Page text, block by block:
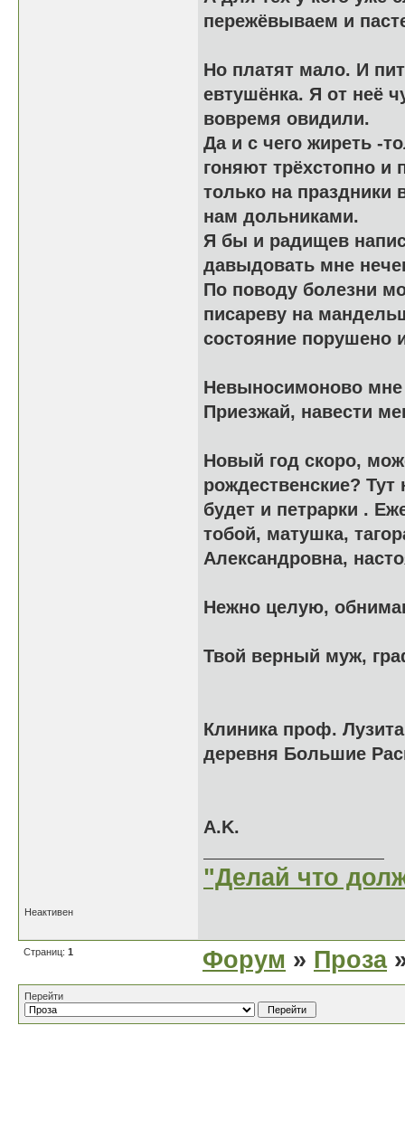
пережёвываем и
Но платят мало. И
евтушёнка. Я от неё
вовремя овидили.
Да и с чего жиреть -
гоняют трёхстопно и
только на праздники
нам дольниками.
Я бы и радищев
давыдовать мне
По поводу болезни
писареву на
состояние порушено
Невыносимоново мне
Приезжай, навести
Новый год скоро,
рождественские?
будет и петрарки .
тобой, матушка,
Александровна,
Нежно целую,
Твой верный муж,
Клиника проф.
деревня Большие
A.K.
"Делай что
Неактивен
Страниц: 1 Форум » Проза
Перейти